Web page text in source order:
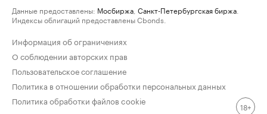
Данные предоставлены: Мосбиржа Санкт-Петербургская биржа
Индексы облигаций предоставлены Cbonds.
Информация об ограничениях
О соблюдении авторских прав
Пользовательское соглашение
Политика в отношении обработки персональных данных
Политика обработки файлов cookie
18+